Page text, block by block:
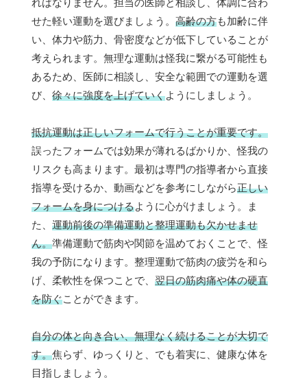
ればなりません。担当の医師と相談し、体調に合わ
せた軽い運動を選びましょう。 高齢の方も加齢に伴
い、体力や筋力、骨密度などが低下していることが
考えられます。無理な運動は怪我に繋がる可能性も
あるため、医師に相談し、安全な範囲での運動を選
び、 徐々に強度を上げていくようにしましょう。
抵抗運動は正しいフォームで行うことが重要です。
誤ったフォームでは効果が薄れるばかりか、怪我の
リスクも高まります。最初は専門の指導者から直接
指導を受けるか、動画などを参考にしながら正しい
フォームを身につけるように心がけましょう。ま
た、 運動前後の準備運動と整理運動も欠かせませ
ん。準備運動で筋肉や関節を温めておくことで、怪
我の予防になります。整理運動で筋肉の疲労を和ら
げ、柔軟性を保つことで、 翌日の筋肉痛や体の硬直
を防ぐことができます。
自分の体と向き合い、無理なく続けることが大切で
す。焦らず、ゆっくりと、でも着実に、健康な体を
目指しましょう。